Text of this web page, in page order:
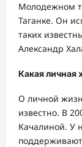
Молодежном
Таганке. Он
таких
Александр
Какая личная
О личной
известно. В
Качалиной. У